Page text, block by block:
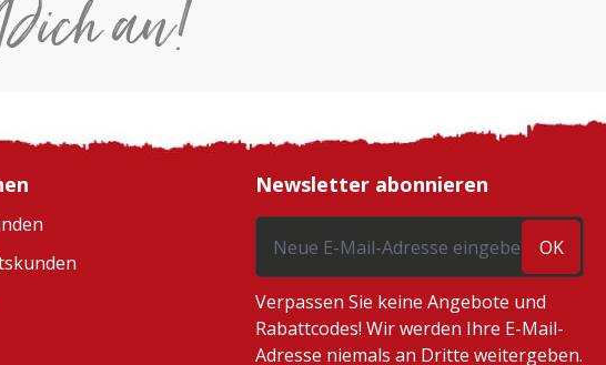
an!
Newsletter abonnieren
OK
Verpassen Sie keine Angebote und
Rabattcodes! Wir werden Ihre E-Mail-
Adresse niemals an Dritte weitergeben.